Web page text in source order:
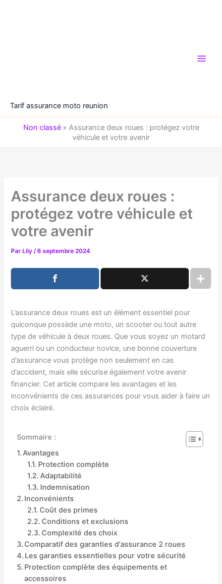
Tarif assurance moto reunion
Non classé» Assurance deux roues : protégez votre
véhicule et votre avenir
Assurance deux roues :
protégez votre véhicule et
votre avenir
Par Lily/6 septembre 2024
L’assurance deux roues est un élément essentiel pour
quiconque possède une moto, un scooter ou tout autre
type de véhicule à deux roues. Que vous soyez un motard
aguerri ou un conducteur novice, une bonne couverture
d’assurance vous protège non seulement en cas
d’accident, mais elle sécurise également votre avenir
financier. Cet article compare les avantages et les
inconvénients de ces assurances pour vous aider à faire un
choix éclairé.
Sommaire :
Avantages
Protection complète
Adaptabilité
Indemnisation
Inconvénients
Coût des primes
Conditions et exclusions
Complexité des choix
Comparatif des garanties d'assurance 2 roues
Les garanties essentielles pour votre sécurité
Protection complète des équipements et
accessoires